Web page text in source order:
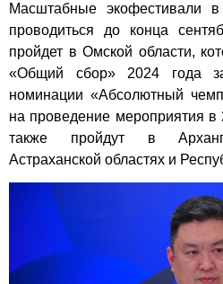
Масштабные экофестивали
проводиться до конца
пройдет в Омской области,
«Общий сбор» 2024 года
номинации «Абсолютный
на проведение мероприятия в
также пройдут в
Астраханской областях и